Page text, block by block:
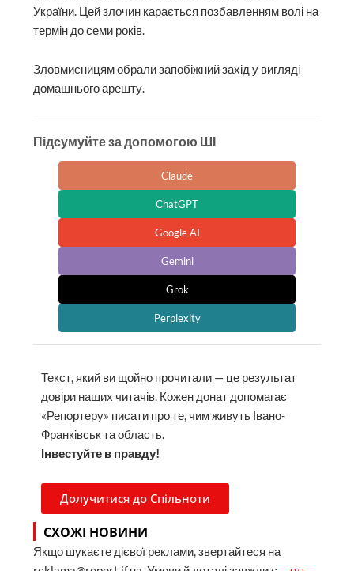
України. Цей злочин карається позбавленням волі на
термін до семи років.
Зловмисницям обрали запобіжний захід у вигляді
домашнього арешту.
Підсумуйте за допомогою ШІ
Claude
ChatGPT
Google AI
Gemini
Grok
Perplexity
Текст, який ви щойно прочитали — це результат
довіри наших читачів. Кожен донат допомагає
«Репортеру» писати про те, чим живуть Івано-
Франківськ та область.
Інвестуйте в правду!
Долучитися до Спільноти
СХОЖІ НОВИНИ
Якщо шукаєте дієвої реклами, звертайтеся на